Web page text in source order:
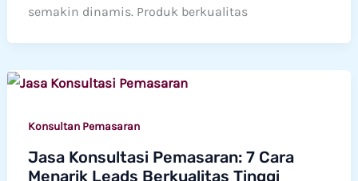
semakin dinamis. Produk berkualitas
Konsultan Pemasaran
Jasa Konsultasi Pemasaran: 7 Cara
Menarik Leads Berkualitas Tinggi